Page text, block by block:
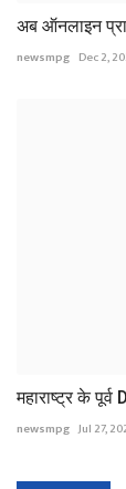
अब ऑनलाइन
newsmpg Dec 2,
महाराष्ट्र के
newsmpg Jul 27,